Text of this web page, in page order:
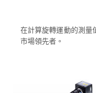
在計算旋轉運動的測量
市場領先者。